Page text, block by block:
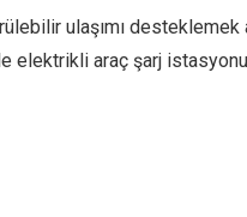
ulaşımı desteklemek
elektrikli araç şarj